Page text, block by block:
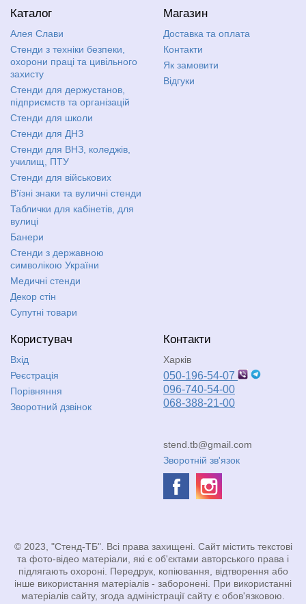
Каталог
Алея Слави
Стенди з техніки безпеки,
охорони праці та цивільного
захисту
Стенди для держустанов,
підприємств та організацій
Стенди для школи
Стенди для ДНЗ
Стенди для ВНЗ, коледжів,
училищ, ПТУ
Стенди для військових
В'їзні знаки та вуличні стенди
Таблички для кабінетів, для
вулиці
Банери
Стенди з державною
символікою України
Медичні стенди
Декор стін
Супутні товари
Магазин
Доставка та оплата
Контакти
Як замовити
Відгуки
Користувач
Вхід
Реєстрація
Порівняння
Зворотний дзвінок
Контакти
Харків
050-196-54-07
096-740-54-00
068-388-21-00
stend.tb@gmail.com
Зворотній зв'язок
© 2023, "Стенд-ТБ". Всі права захищені. Сайт містить текстові
та фото-відео матеріали, які є об'єктами авторського права і
підлягають охороні. Передрук, копіювання, відтворення або
інше використання матеріалів - заборонені. При використанні
матеріалів сайту, згода адміністрації сайту є обов'язковою.